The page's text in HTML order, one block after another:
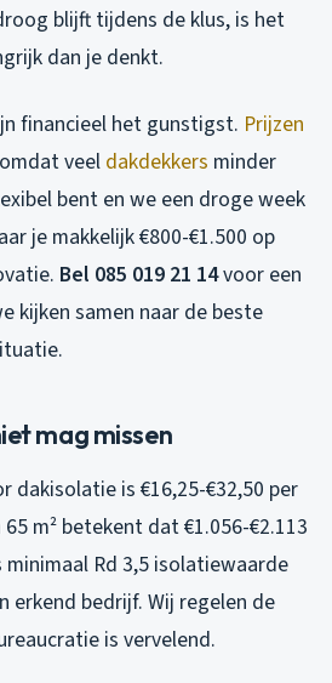
blijft tijdens de klus, is het
dan je denkt.
financieel het gunstigst. Prijzen
veel dakdekkers minder
bent en we een droge week
je makkelijk €800-€1.500 op
Bel 085 019 21 14voor een
kijken samen naar de beste
mag missen
dakisolatie is €16,25-€32,50 per
65 m² betekent dat €1.056-€2.113
Rd 3,5 isolatiewaarde
erkend bedrijf. Wij regelen de
is vervelend.